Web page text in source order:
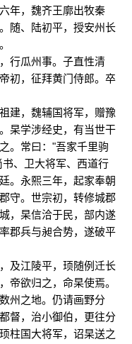
年，魏齐王廓出牧秦
随、陆初平，授安州长
瓜州事。子直性清
初，征拜黄门侍郎。卒
，魏辅国将军，赠豫
杲学涉经史，有当世干
。常曰："吾家千里驹
、卫大将军、西道行
。永熙三年，起家奉朝
守。世宗初，转修城郡
，杲信洽于民，部内遂
郡兵与昶合势，遂破平
江陵平，顼随例迁长
帝欲归之，命杲使焉。
州之地。仍请画野分
督，治小御伯，更往分
柱国大将军，诏杲送之